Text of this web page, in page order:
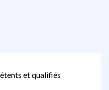
et qualifiés